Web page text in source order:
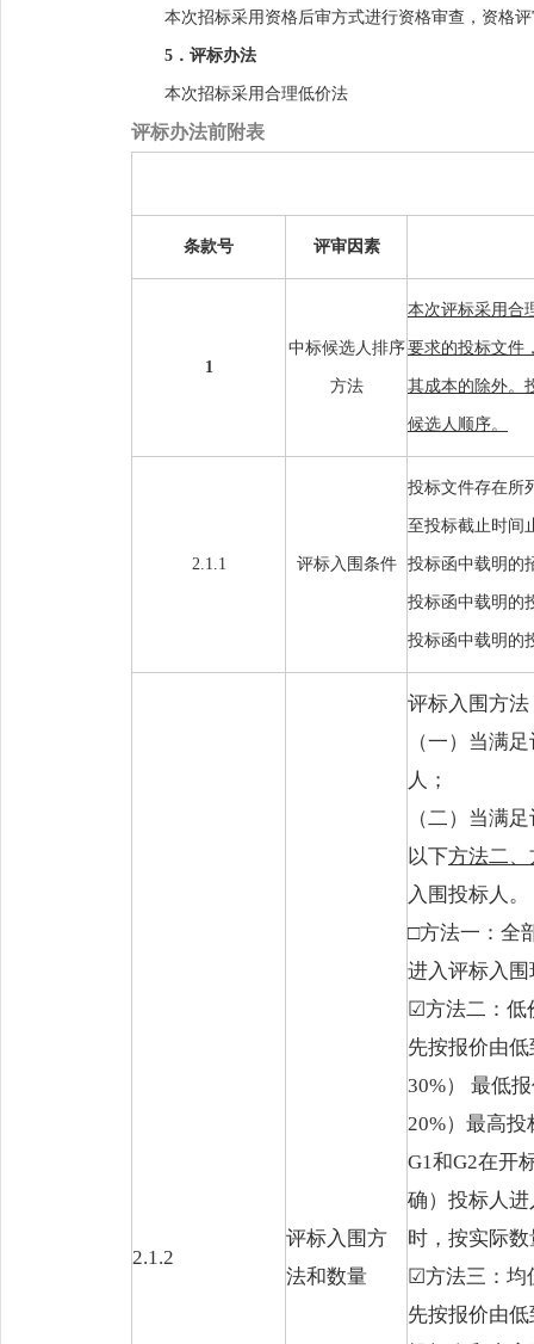
本次招标采用资格后审方式进行资格审查，资格
5．评标办法
本次招标采用合理低价法
评标办法前附表
条款号 评审因素
1
中标候选人排序
方法
本次评标采用合
要求的投标文件
其成本的除外。
候选人顺序。
2.1.1 评标入围条件
投标文件存在所
至投标截止时间
投标函中载明的
投标函中载明的
投标函中载明的
2.1.2
评标入围方
法和数量
评标入围方法
（一）当满
人；
（二）当满
以下方法二
入围投标人。
□方法一：全
进入评标入
☑方法二：低
先按报价由
30%） 最低
20%）最高
G1和G2在开
确）投标人
时，按实际
☑方法三：均
先按报价由